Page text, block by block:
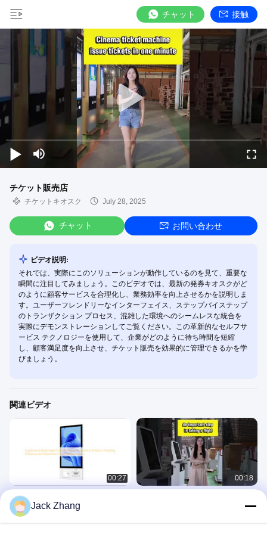
チャット 接触
チケット販売店
チケットキオスク July 28, 2025
チャット お問い合わせ
ビデオ説明:
それでは、実際にこのソリューションが動作しているのを見て、重要な
瞬間に注目してみましょう。このビデオでは、最新の発券キオスクがど
のように顧客サービスを合理化し、業務効率を向上させるかを説明しま
す。ユーザーフレンドリーなインターフェイス、ステップバイステップ
のトランザクション プロセス、混雑した環境へのシームレスな統合を
実際にデモンストレーションしてご覧ください。この革新的なセルフサ
ービス テクノロジーを使用して、企業がどのように待ち時間を短縮
し、顧客満足度を向上させ、チケット販売を効果的に管理できるかを学
びましょう。
関連ビデオ
00:27
カスタマイズされた自動チケット機
チケットの効率を向上させ,顧客体験
を効率化するために設計
チケットキオスク
00:18
Jack Zhang